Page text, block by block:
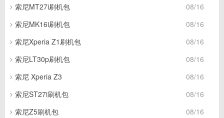
08/16
索尼MT27i刷机包
08/16
索尼MK16i刷机包
08/16
索尼Xperia Z1刷机包
08/16
索尼LT30p刷机包
08/16
索尼 Xperia Z3
08/16
索尼ST27i刷机包
08/16
索尼Z5刷机包